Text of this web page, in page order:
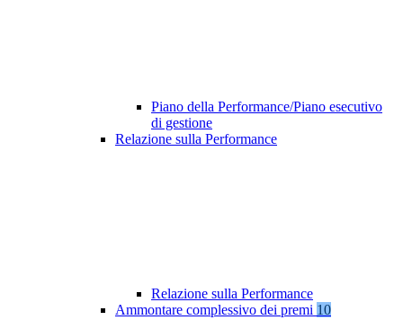
Piano della Performance/Piano esecutivo
di gestione
Relazione sulla Performance
Relazione sulla Performance
Ammontare complessivo dei premi 10